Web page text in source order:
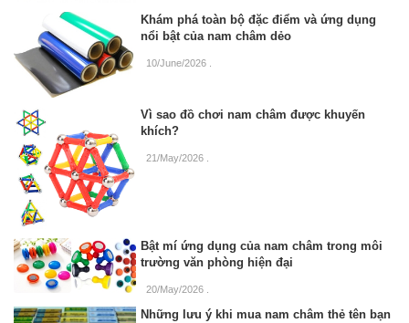
Khám phá toàn bộ đặc điểm và ứng dụng
nổi bật của nam châm dẻo
10/June/2026
Vì sao đồ chơi nam châm được khuyến
khích?
21/May/2026
Bật mí ứng dụng của nam châm trong môi
trường văn phòng hiện đại
20/May/2026
Những lưu ý khi mua nam châm thẻ tên bạn